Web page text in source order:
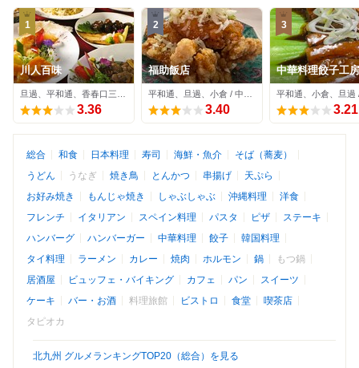
1
川人百味
3.36
2
福助飯店
3.40
3
中華料理餃子工
ーハオ 魚町店
3.21
総合 和食 日本料理 寿司 海鮮・魚介
そば（蕎麦）
うどん
うなぎ 焼き鳥 とんかつ 串揚げ
天ぷら
お好み焼き
もんじゃ焼き しゃぶしゃぶ 沖縄料理
洋食
フレンチ
イタリアン スペイン料理 パスタ ピザ
ステーキ
ハンバーグ
ハンバーガー 中華料理 餃子
韓国料理
タイ料理
ラーメン カレー 焼肉 ホルモン 鍋
もつ鍋
居酒屋
ビュッフェ・バイキング カフェ パン
スイーツ
ケーキ
バー・お酒 料理旅館 ビストロ 食堂
喫茶店
タピオカ
北九州 グルメランキングTOP20（総合）を見る